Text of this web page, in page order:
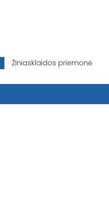
Žiniasklaidos priemonė